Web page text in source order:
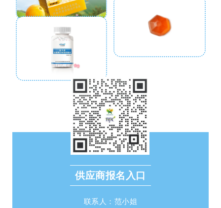
维生素C凝胶糖果
益生菌凝胶糖果
供应商报名入口
联系人：范小姐